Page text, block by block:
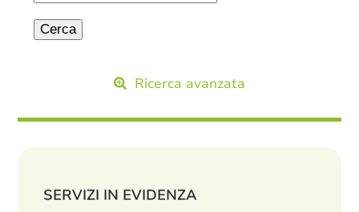
Ricerca avanzata
SERVIZI IN EVIDENZA